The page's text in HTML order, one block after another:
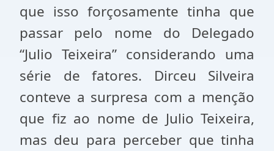
que isso forçosamente tinha que
passar pelo nome do Delegado
“Julio Teixeira” considerando uma
série de fatores. Dirceu Silveira
conteve a surpresa com a menção
que fiz ao nome de Julio Teixeira,
mas deu para perceber que tinha